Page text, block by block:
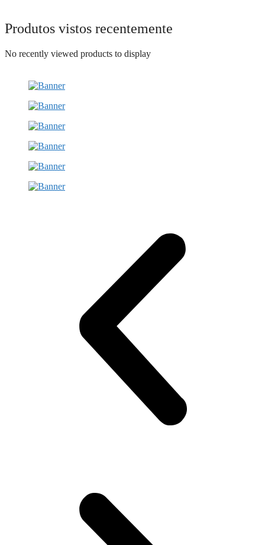
Produtos vistos recentemente
No recently viewed products to display